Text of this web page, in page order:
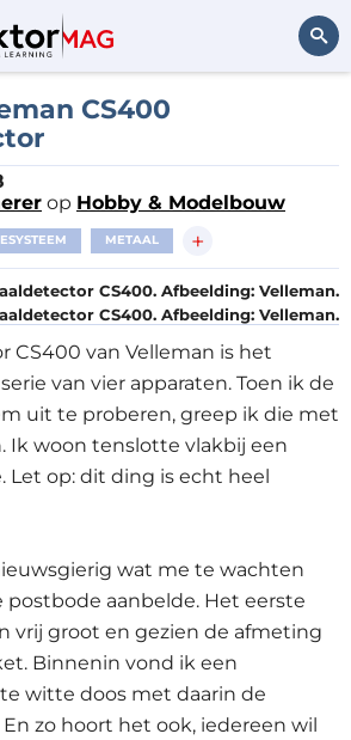
CS400
op Hobby & Modelbouw
METAAL +
CS400. Afbeelding: Velleman.
CS400 van Velleman is het
van vier apparaten. Toen ik de
uit te proberen, greep ik die met
Ik woon tenslotte vlakbij een
Let op: dit ding is echt heel
wat me te wachten
postbode aanbelde. Het eerste
vrij groot en gezien de afmeting
Binnenin vond ik een
witte doos met daarin de
zo hoort het ook, iedereen wil